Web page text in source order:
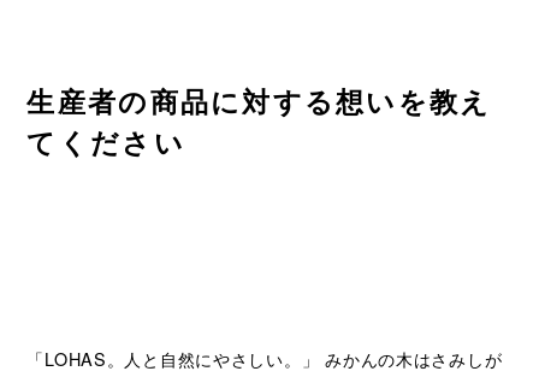
生産者の商品に対する想いを教え
てください
「LOHAS。人と自然にやさしい。」 みかんの木はさみしが